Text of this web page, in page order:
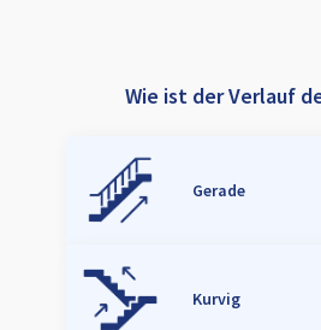
Wie ist der Verlauf
Gerade
Kurvig